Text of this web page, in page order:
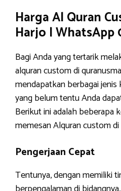
Harga Al Quran
Harjo | WhatsApp
Bagi Anda yang tertarik
alquran custom di
mendapatkan berbagai
yang belum tentu Anda
Berikut ini adalah beberapa
memesan Alquran custom
Pengerjaan Cepat
Tentunya, dengan memiliki